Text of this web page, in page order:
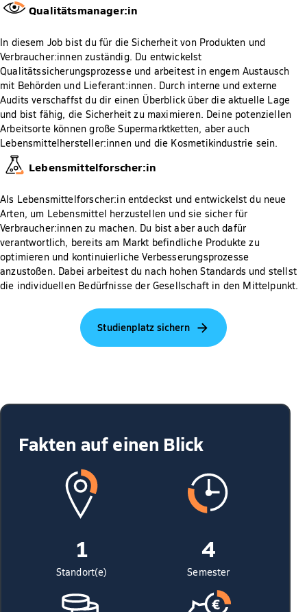
Qualitätsmanager:in
In diesem Job bist du für die Sicherheit von Produkten und
Verbraucher:innen zuständig. Du entwickelst
Qualitätssicherungsprozesse und arbeitest in engem Austausch
mit Behörden und Lieferant:innen. Durch interne und externe
Audits verschaffst du dir einen Überblick über die aktuelle Lage
und bist fähig, die Sicherheit zu maximieren. Deine potenziellen
Arbeitsorte können große Supermarktketten, aber auch
Lebensmittelhersteller:innen und die Kosmetikindustrie sein.
Lebensmittelforscher:in
Als Lebensmittelforscher:in entdeckst und entwickelst du neue
Arten, um Lebensmittel herzustellen und sie sicher für
Verbraucher:innen zu machen. Du bist aber auch dafür
verantwortlich, bereits am Markt befindliche Produkte zu
optimieren und kontinuierliche Verbesserungsprozesse
anzustoßen. Dabei arbeitest du nach hohen Standards und stellst
die individuellen Bedürfnisse der Gesellschaft in den Mittelpunkt.
Studienplatz sichern
Fakten auf einen Blick
1
Standort(e)
4
Semester